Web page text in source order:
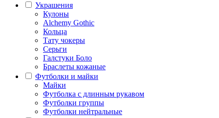
Украшения
Кулоны
Alchemy Gothic
Кольца
Тату чокеры
Серьги
Галстуки Боло
Браслеты кожаные
Футболки и майки
Майки
Футболка с длинным рукавом
Футболки группы
Футболки нейтральные